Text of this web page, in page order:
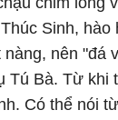
Sinh, hào
nên "đá
Tú Bà. Từ khi
Có thể nói